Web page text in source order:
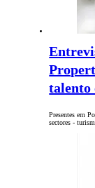
talento
Presentes em
sectores -